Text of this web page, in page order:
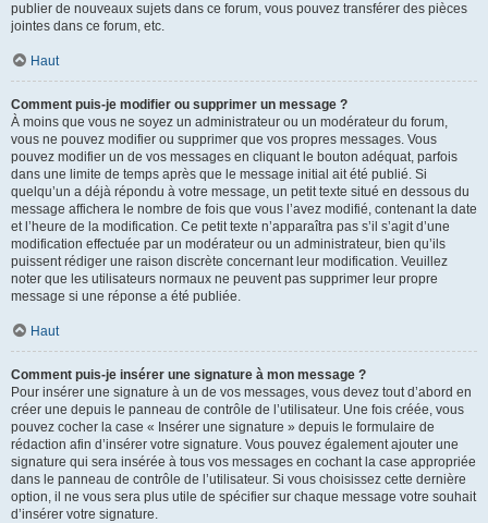
publier de nouveaux sujets dans ce forum, vous pouvez transférer des pièces
jointes dans ce forum, etc.
Haut
Comment puis-je modifier ou supprimer un message ?
À moins que vous ne soyez un administrateur ou un modérateur du forum,
vous ne pouvez modifier ou supprimer que vos propres messages. Vous
pouvez modifier un de vos messages en cliquant le bouton adéquat, parfois
dans une limite de temps après que le message initial ait été publié. Si
quelqu’un a déjà répondu à votre message, un petit texte situé en dessous du
message affichera le nombre de fois que vous l’avez modifié, contenant la date
et l’heure de la modification. Ce petit texte n’apparaîtra pas s’il s’agit d’une
modification effectuée par un modérateur ou un administrateur, bien qu’ils
puissent rédiger une raison discrète concernant leur modification. Veuillez
noter que les utilisateurs normaux ne peuvent pas supprimer leur propre
message si une réponse a été publiée.
Haut
Comment puis-je insérer une signature à mon message ?
Pour insérer une signature à un de vos messages, vous devez tout d’abord en
créer une depuis le panneau de contrôle de l’utilisateur. Une fois créée, vous
pouvez cocher la case « Insérer une signature » depuis le formulaire de
rédaction afin d’insérer votre signature. Vous pouvez également ajouter une
signature qui sera insérée à tous vos messages en cochant la case appropriée
dans le panneau de contrôle de l’utilisateur. Si vous choisissez cette dernière
option, il ne vous sera plus utile de spécifier sur chaque message votre souhait
d’insérer votre signature.